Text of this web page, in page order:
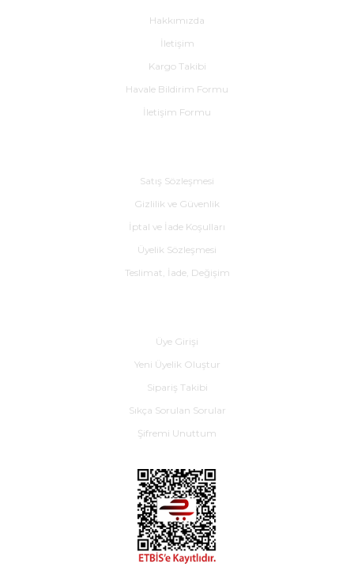
Hakkımızda
İletişim
Kargo Takibi
Havale Bildirim Formu
İletişim Formu
Satış Sözleşmesi
Gizlilik ve Güvenlik
İptal ve İade Koşulları
Üyelik Sözleşmesi
Teslimat, İade, Değişim
Üye Girişi
Yeni Üyelik Oluştur
Sipariş Takibi
Sıkça Sorulan Sorular
Şifremi Unuttum